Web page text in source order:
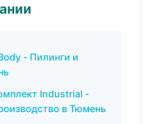
- Пилинги и
Industrial -
в Тюмень